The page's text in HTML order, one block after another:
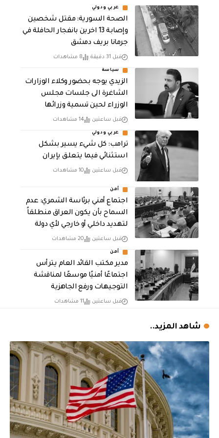
عربي ودولي
الصحة السورية: مقتل شخصين
وإصابة 13 اخرين بانفجار الحافلة في
جرمانا بريف دمشق
قبل 31 دقيقة 8 مشاهدات
سياسة
الزيدي يوجه بحضور وكلاء الوزارات
الشاغرة الى جلسات مجلس
الوزراء لحين تسمية وزرائها
قبل ساعتين 14 مشاهدات
عربي ودولي
ترامب: كل شيء يسير بشكل
استثنائي فيما يتعلق بإيران
قبل ساعتين 10 مشاهدات
أمن
اجتماع أمني برئاسة الشمري: عدم
السماح بأن يكون العراق منطلقاً
لتهديد داخلي أو خارجي لأي دولة
قبل ساعتين 20 مشاهدات
أمن
مدير مكتب القائد العام يترأس
اجتماعًا أمنيًا موسعًا لمناقشة
التوجيهات ورفع الجاهزية
قبل ساعتين 11 مشاهدات
شاهد المزيد..